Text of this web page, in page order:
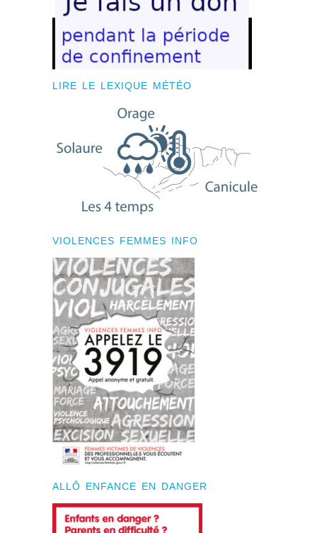
LIRE LE LEXIQUE MÉTÉO
VIOLENCES FEMMES INFO
ALLÔ ENFANCE EN DANGER